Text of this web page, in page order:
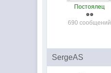
Постоялец
690 сообщений
SergeAS